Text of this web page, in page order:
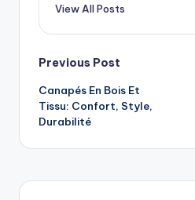
View All Posts
Post
navigation
Previous Post
Canapés En Bois Et
Tissu: Confort, Style,
Durabilité